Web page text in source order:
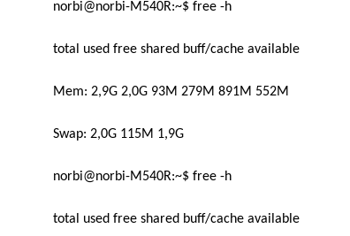
norbi@norbi-M540R:~$ free -h
total used free shared buff/cache available
Mem: 2,9G 2,0G 93M 279M 891M 552M
Swap: 2,0G 115M 1,9G
norbi@norbi-M540R:~$ free -h
total used free shared buff/cache available